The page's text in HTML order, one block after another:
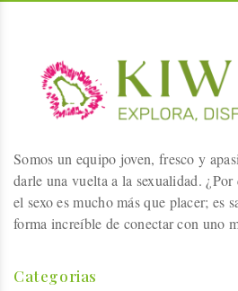
Somos un equipo joven, fresco y
darle una vuelta a la sexualidad. ¿Por
el sexo es mucho más que placer; es
forma increíble de conectar con uno
Categorias